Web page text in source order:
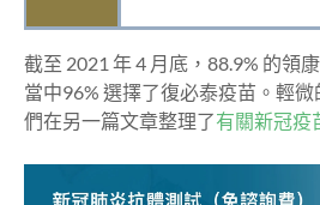
截至 2021 年 4 月底，88.9% 的領
當中96% 選擇了復必泰疫苗。輕
們在另一篇文章整理了有關新冠疫